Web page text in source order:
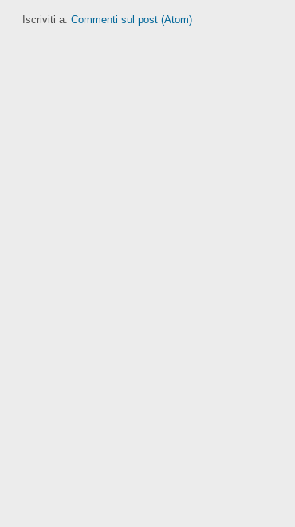
Iscriviti a: Commenti sul post (Atom)